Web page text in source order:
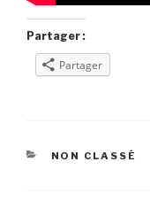
Partager :
Partager
CATÉGORIES
NON CLASSÉ